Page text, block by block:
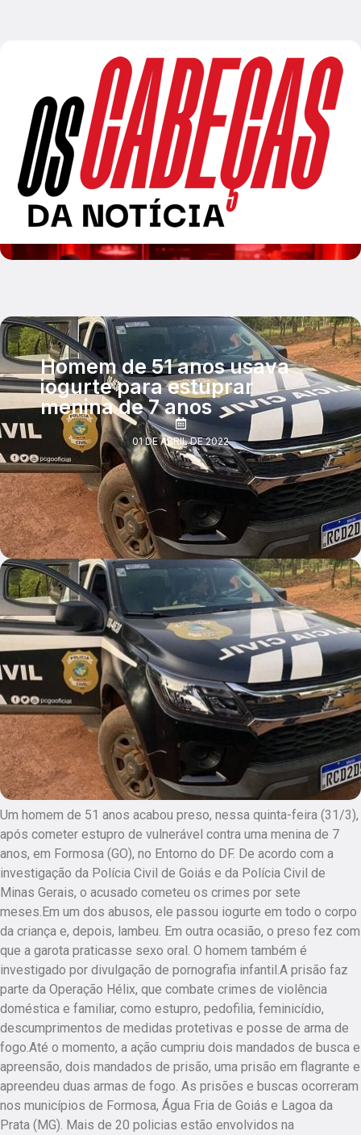
Homem de 51 anos usava
iogurte para estuprar
menina de 7 anos
01 DE ABRIL DE 2022
Um homem de 51 anos acabou preso, nessa quinta-feira (31/3),
após cometer estupro de vulnerável contra uma menina de 7
anos, em Formosa (GO), no Entorno do DF. De acordo com a
investigação da Polícia Civil de Goiás e da Polícia Civil de
Minas Gerais, o acusado cometeu os crimes por sete
meses.Em um dos abusos, ele passou iogurte em todo o corpo
da criança e, depois, lambeu. Em outra ocasião, o preso fez com
que a garota praticasse sexo oral. O homem também é
investigado por divulgação de pornografia infantil.A prisão faz
parte da Operação Hélix, que combate crimes de violência
doméstica e familiar, como estupro, pedofilia, feminicídio,
descumprimentos de medidas protetivas e posse de arma de
fogo.Até o momento, a ação cumpriu dois mandados de busca e
apreensão, dois mandados de prisão, uma prisão em flagrante e
apreendeu duas armas de fogo. As prisões e buscas ocorreram
nos municípios de Formosa, Água Fria de Goiás e Lagoa da
Prata (MG). Mais de 20 policias estão envolvidos na